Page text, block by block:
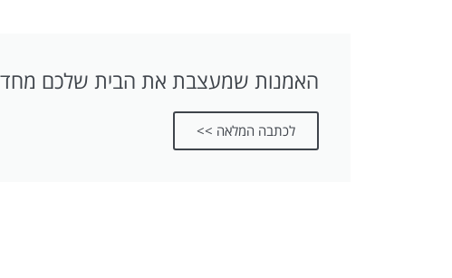
האמנות שמעצבת את הבית שלכם
לכתבה המלאה >>